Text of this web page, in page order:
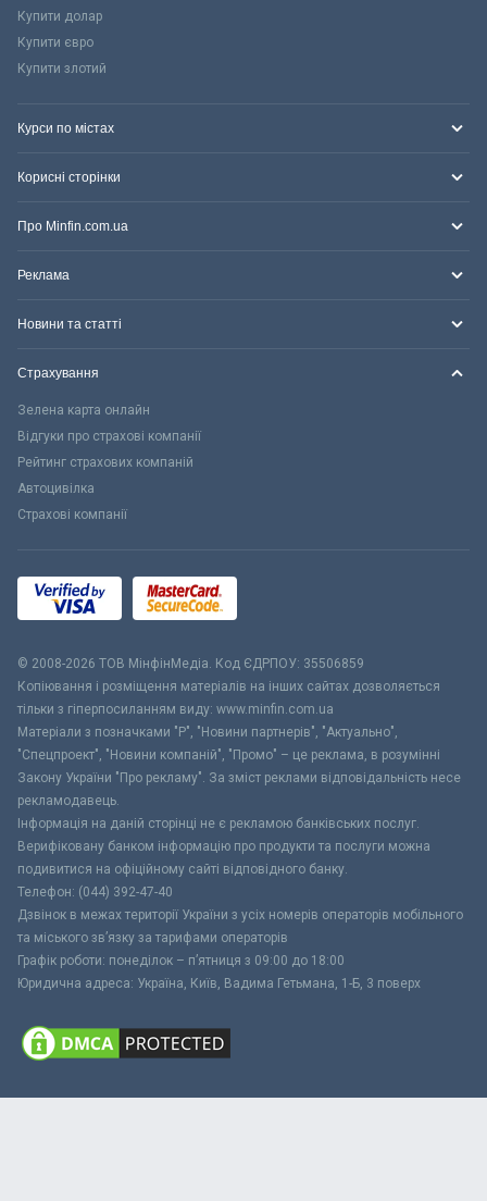
Купити долар
Купити євро
Купити злотий
Курси по містах
Корисні сторінки
Про Minfin.com.ua
Реклама
Новини та статті
Страхування
Зелена карта онлайн
Відгуки про страхові компанії
Рейтинг страхових компаній
Автоцивілка
Страхові компанії
© 2008-2026 ТОВ МiнфiнМедiа. Код ЄДРПОУ: 35506859
Копіювання і розміщення матеріалів на інших сайтах дозволяється
тільки з гіперпосиланням виду: www.minfin.com.ua
Матеріали з позначками "Р", "Новини партнерів", "Актуально",
"Спецпроект", "Новини компаній", "Промо" – це реклама, в розумінні
Закону України "Про рекламу". За зміст реклами відповідальність несе
рекламодавець.
Інформація на даній сторінці не є рекламою банківських послуг.
Верифіковану банком інформацію про продукти та послуги можна
подивитися на офіційному сайті відповідного банку.
Телефон: (044) 392-47-40
Дзвінок в межах території України з усіх номерів операторів мобільного
та міського зв’язку за тарифами операторів
Графік роботи: понеділок – п’ятниця з 09:00 до 18:00
Юридична адреса: Україна, Київ, Вадима Гетьмана, 1-Б, 3 поверх